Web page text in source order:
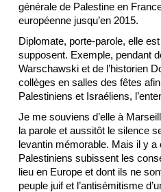
générale de Palestine en
européenne jusqu’en 2015.
Diplomate, porte-parole, elle
supposent. Exemple, pendant
Warschawski et de l’historien
collèges en salles des fêtes
Palestiniens et Israéliens,
Je me souviens d’elle à
la parole et aussitôt le silence
levantin mémorable. Mais il y a
Palestiniens subissent les
lieu en Europe et dont ils ne
peuple juif et l’antisémitisme